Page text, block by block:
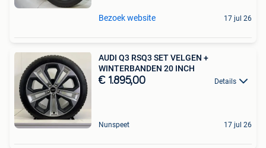
Bezoek website 17 jul 26
AUDI Q3 RSQ3 SET VELGEN +
WINTERBANDEN 20 INCH
€ 1.895,00 Details
Nunspeet 17 jul 26